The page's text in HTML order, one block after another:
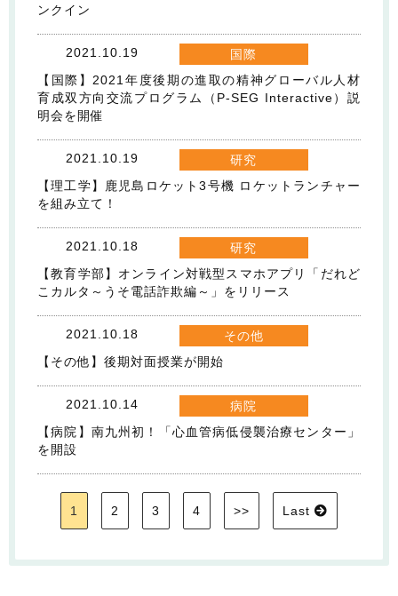
ンクイン
2021.10.19
国際
【国際】2021年度後期の進取の精神グローバル人材
育成双方向交流プログラム（P-SEG Interactive）説
明会を開催
2021.10.19
研究
【理工学】鹿児島ロケット3号機 ロケットランチャー
を組み立て！
2021.10.18
研究
【教育学部】オンライン対戦型スマホアプリ「だれど
こカルタ～うそ電話詐欺編～」をリリース
2021.10.18
その他
【その他】後期対面授業が開始
2021.10.14
病院
【病院】南九州初！「心血管病低侵襲治療センター」
を開設
1 2 3 4 >> Last